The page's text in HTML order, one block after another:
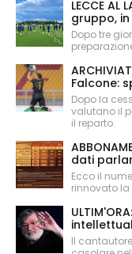
LECCE
gruppo,
Dopo tre
Falcone:
Dopo la
valutano il
il reparto.
dati
Ecco il
rinnovato la
Il